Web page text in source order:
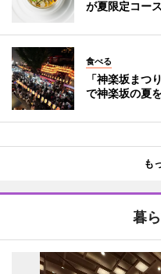
が夏限定コー
食べる
「神楽坂ま
で神楽坂の夏
も
暮